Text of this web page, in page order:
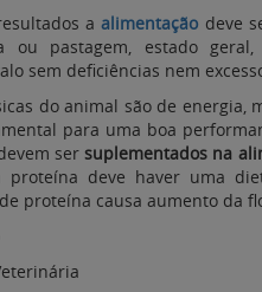
aalimentação deve
ou pastagem, estado
sem deficiências nem
do animal são de
para uma boa
ser suplementados na
proteína deve haver uma
proteína causa aumento da